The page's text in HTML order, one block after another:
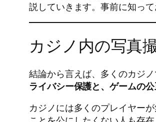
説していきます。事前に知っ
カジノ内の写真
結論から言えば、多くのカジ
ライバシー保護と、ゲームの
カジノには多くのプレイヤー